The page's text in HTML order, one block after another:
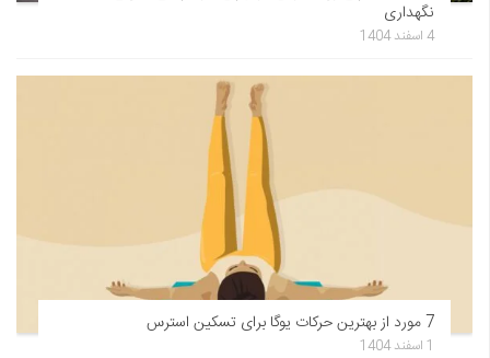
نگهداری
4 اسفند 1404
7 مورد از بهترین حرکات یوگا برای تسکین استرس
1 اسفند 1404